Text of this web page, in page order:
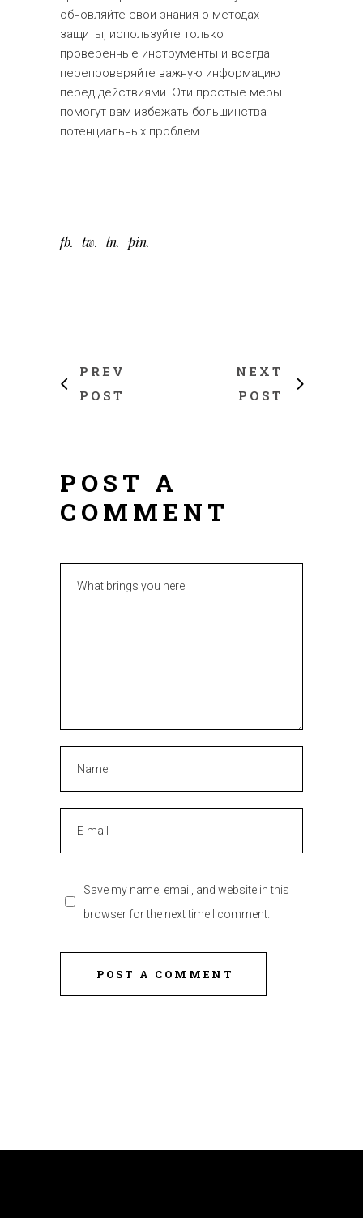
обновляйте свои знания о методах
защиты, используйте только
проверенные инструменты и всегда
перепроверяйте важную информацию
перед действиями. Эти простые меры
помогут вам избежать большинства
потенциальных проблем.
fb tw ln pin
PREV
POST
NEXT
POST
POST A
COMMENT
Save my name, email, and website in this
browser for the next time I comment.
POST A COMMENT